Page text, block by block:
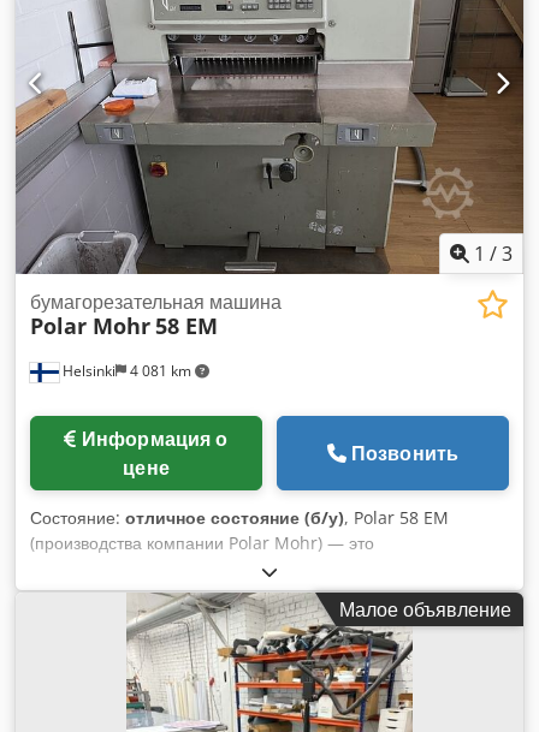
1 /3
Helsinki 4 081 km
бумагорезательная машина
Polar Mohr58 EM
цене
Позвонить
Состояние: отличное состояние (б/у), Polar 58 EM
(производства компании Polar Mohr) — это
высокопроизводительный программируемый
гидравлический резак для бумаги. Он предназначен для
типографий, копировальных центров и переплетных
мастерских, которым требуется точная и воспроизводимая
резка бумаги форматов SRA3 и B3. Технические
характеристики: Ширина реза: 580 мм Глубина подачи: 580
мм Максимальная высота стопы бумаги: 100 мм Dcsdpfx
Малое объявление